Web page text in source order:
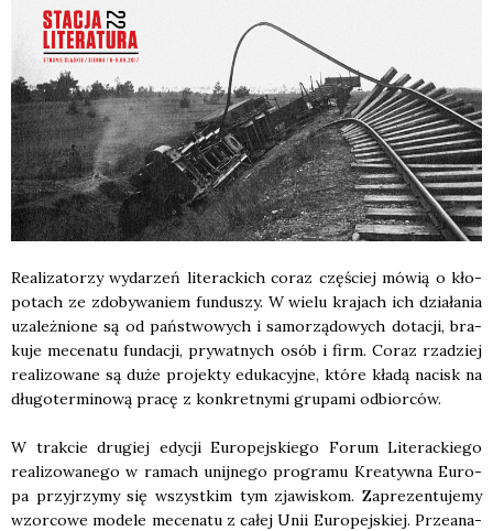
Reali­za­to­rzy wyda­rzeń lite­rac­kich coraz czę­ściej mówią o kło­
po­tach ze zdo­by­wa­niem fun­du­szy. W wie­lu kra­jach ich dzia­ła­nia
uza­leż­nio­ne są od pań­stwo­wych i samo­rzą­do­wych dota­cji, bra­
ku­je mece­na­tu fun­da­cji, pry­wat­nych osób i firm. Coraz rza­dziej
reali­zo­wa­ne są duże pro­jek­ty edu­ka­cyj­ne, któ­re kła­dą nacisk na
dłu­go­ter­mi­no­wą pra­cę z kon­kret­ny­mi gru­pa­mi odbior­ców.
W trak­cie dru­giej edy­cji Euro­pej­skie­go Forum Lite­rac­kie­go
reali­zo­wa­ne­go w ramach unij­ne­go pro­gra­mu Kre­atyw­na Euro­
pa przyj­rzy­my się wszyst­kim tym zja­wi­skom. Zapre­zen­tu­je­my
wzor­co­we mode­le mece­na­tu z całej Unii Euro­pej­skiej. Prze­ana­